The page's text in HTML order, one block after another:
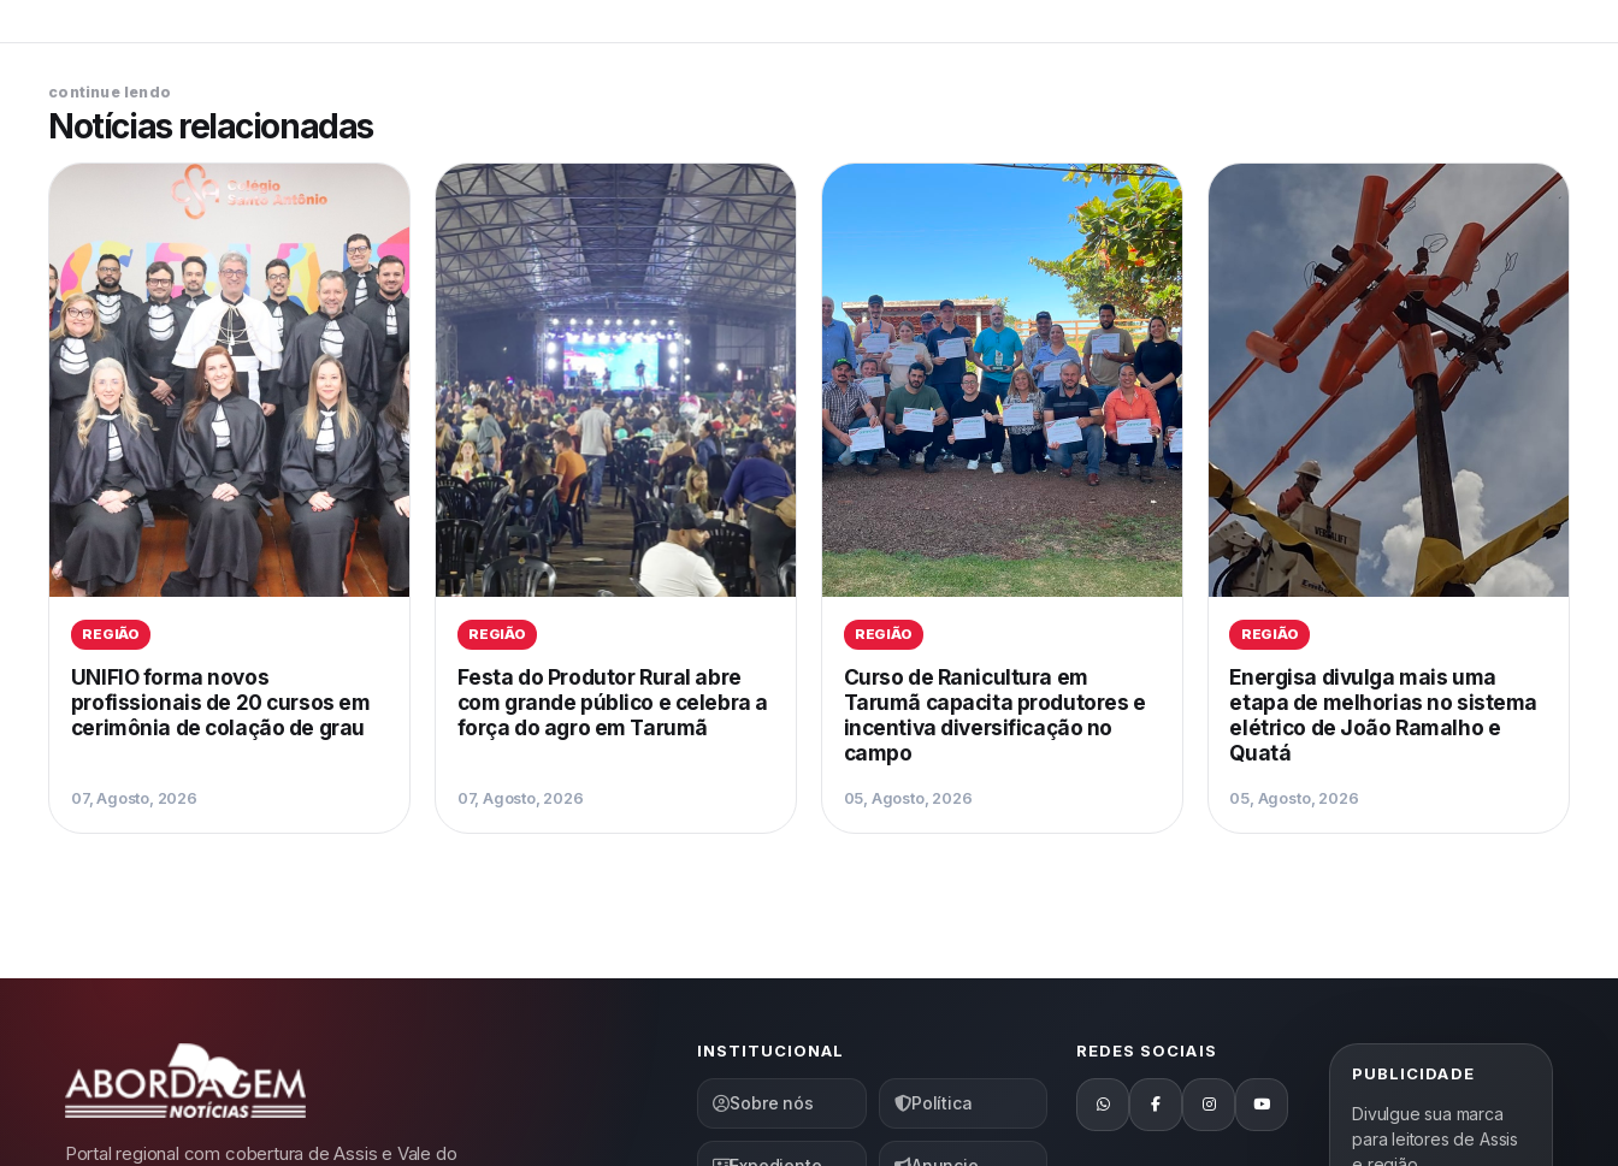
continue lendo
Notícias relacionadas
REGIÃO
UNIFIO forma novos
profissionais de 20 cursos em
cerimônia de colação de grau
07, Agosto, 2026
REGIÃO
Festa do Produtor Rural abre
com grande público e celebra a
força do agro em Tarumã
07, Agosto, 2026
REGIÃO
Curso de Ranicultura em
Tarumã capacita produtores e
incentiva diversificação no
campo
05, Agosto, 2026
REGIÃO
Energisa divulga mais uma
etapa de melhorias no sistema
elétrico de João Ramalho e
Quatá
05, Agosto, 2026
Portal regional com cobertura de Assis e Vale do
INSTITUCIONAL
Sobre nós Política
REDES SOCIAIS
PUBLICIDADE
Divulgue sua marca
para leitores de Assis